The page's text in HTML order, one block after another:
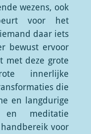
wezens, ook
voor het
daar iets
bewust ervoor
met deze grote
innerlijke
die
en langdurige
meditatie
voor